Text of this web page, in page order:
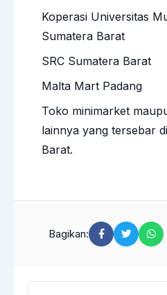
Koperasi Universitas
Sumatera Barat
SRC Sumatera Barat
Malta Mart Padang
Toko minimarket
lainnya yang tersebar
Barat.
Bagikan: